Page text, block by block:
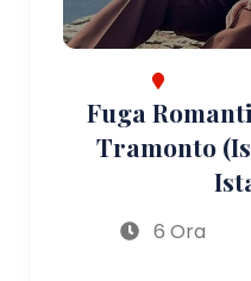
Fuga
Tramonto
6 Ora